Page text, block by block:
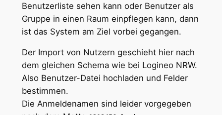
Benutzerliste sehen kann oder Benutzer als
Gruppe in einen Raum einpflegen kann, dann
ist das System am Ziel vorbei gegangen.
Der Import von Nutzern geschieht hier nach
dem gleichen Schema wie bei Logineo NRW.
Also Benutzer-Datei hochladen und Felder
bestimmen.
Die Anmeldenamen sind leider vorgegeben